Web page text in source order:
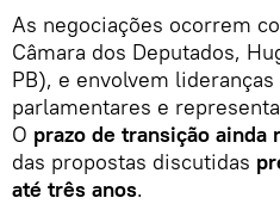
As negociações ocorrem
Câmara dos Deputados,
PB), e envolvem
parlamentares e
O prazo de transição ainda
das propostas discutidas
até três anos.